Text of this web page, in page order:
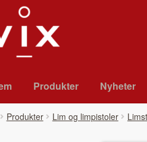
Pro­duk­ter Nyheter
Pro­duk­ter Lim og limpistoler